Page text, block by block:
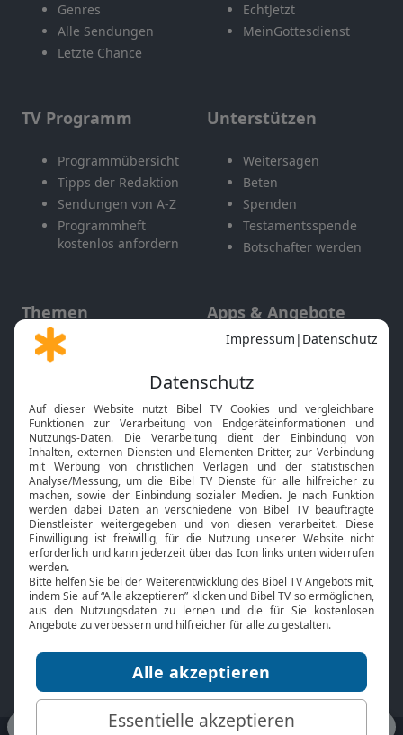
Genres
Alle Sendungen
Letzte Chance
EchtJetzt
MeinGottesdienst
TV Programm
Programmübersicht
Tipps der Redaktion
Sendungen von A-Z
Programmheft
kostenlos anfordern
Unterstützen
Weitersagen
Beten
Spenden
Testamentsspende
Botschafter werden
Themen
Gott und Bibel erklärt
Neuigkeiten
Apps & Angebote
Mobile App
Smart TV
HbbTV
Bibelthek Online-Bibel
Nächster Gottesdienst
Bibel TV
Über uns
Jobs
Mediadaten
Service
Kontakt
TV-Empfang